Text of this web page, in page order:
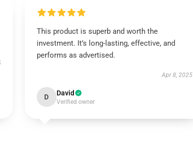
This product is superb and worth the
investment. It’s long-lasting, effective, and
performs as advertised.
Apr 8, 2025
D David
Verified owner